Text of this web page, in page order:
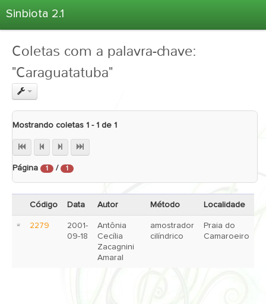
Sinbiota 2.1
Informações Ambientais
Coletas
Projetos
Unidades Depositárias
Atlas 2.1
Estatísticas
Login
Coletas com a palavra-chave:
"Caraguatatuba"
Mostrando coletas 1 - 1 de 1
Página 1 / 1
Código Data Autor Método Localidade
2279
2001-
09-18
Antônia
Cecília
Zacagnini
Amaral
amostrador
cilíndrico
Praia do
Camaroeiro